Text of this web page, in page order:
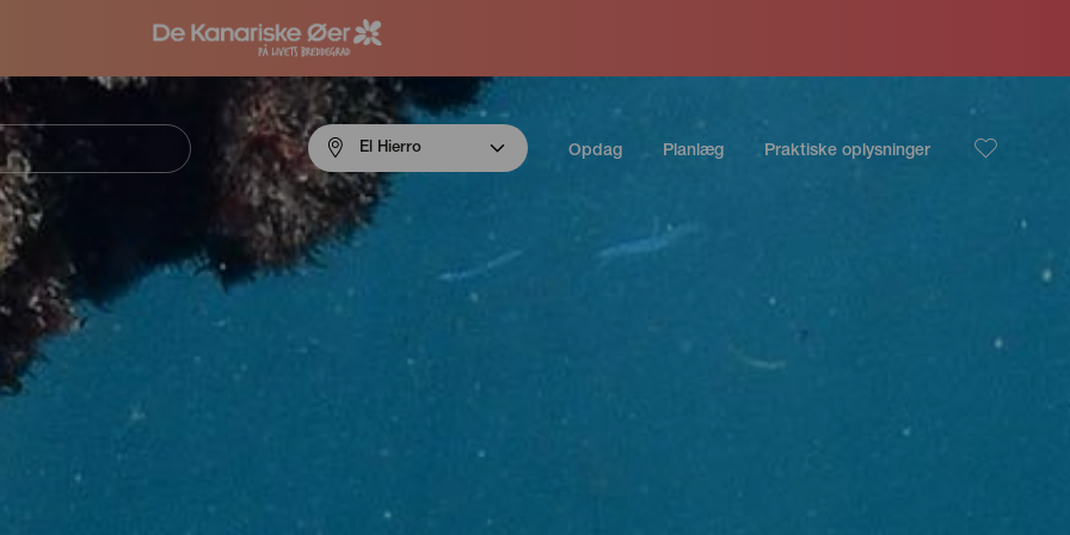
Menú
navigation
El
Hierro
El Hierro Opdag Planlæg Praktiske oplysninger